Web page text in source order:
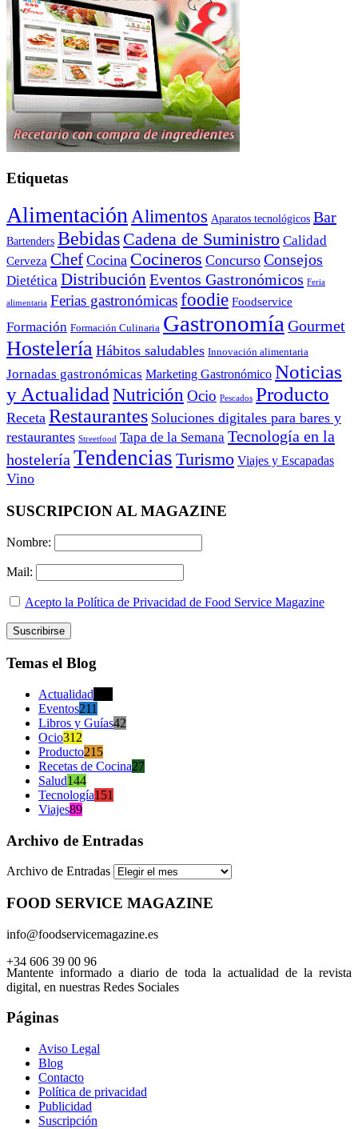
Etiquetas
Alimentación Alimentos Aparatos tecnológicos Bar
Bartenders Bebidas Cadena de Suministro Calidad
Cerveza Chef Cocina Cocineros Concurso Consejos
Dietética Distribución Eventos Gastronómicos Feria
alimentaria Ferias gastronómicasfoodie Foodservice
Formación Formación Culinaria Gastronomía Gourmet
Hostelería Hábitos saludables Innovación alimentaria
Jornadas gastronómicas Marketing Gastronómico Noticias
y Actualidad Nutrición Ocio Pescados Producto
Receta Restaurantes Soluciones digitales para bares y
restaurantes Streetfood Tapa de la Semana Tecnología en la
hostelería Tendencias Turismo Viajes y Escapadas
Vino
SUSCRIPCION AL MAGAZINE
Nombre:
Mail:
Acepto la Política de Privacidad de Food Service Magazine
Temas el Blog
Actualidad
Eventos211
Libros y Guías42
Ocio312
Producto215
Recetas de Cocina27
Salud144
Tecnología151
Viajes89
Archivo de Entradas
Archivo de Entradas
FOOD SERVICE MAGAZINE
info@foodservicemagazine.es
+34 606 39 00 96
Mantente informado a diario de toda la actualidad de la revista
digital, en nuestras Redes Sociales
Páginas
Aviso Legal
Blog
Contacto
Política de privacidad
Publicidad
Suscripción